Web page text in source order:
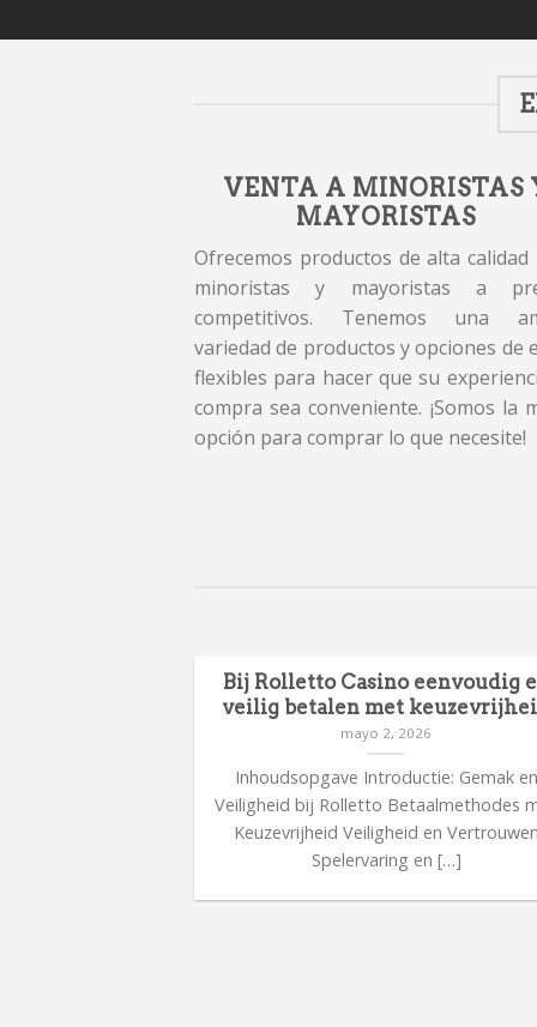
VENTA A MINORISTAS
MAYORISTAS
Ofrecemos productos de alta calidad
minoristas y mayoristas a
competitivos. Tenemos una
variedad de productos y opciones de
flexibles para hacer que su
compra sea conveniente. ¡Somos la
opción para comprar lo que necesite!
Bij Rolletto Casino eenvoudig
veilig betalen met
mayo 2, 2026
Inhoudsopgave Introductie: Gemak en
Veiligheid bij Rolletto Betaalmethodes
Keuzevrijheid Veiligheid en
Spelervaring en […]